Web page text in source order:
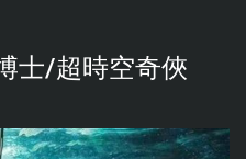
士/超時空奇俠